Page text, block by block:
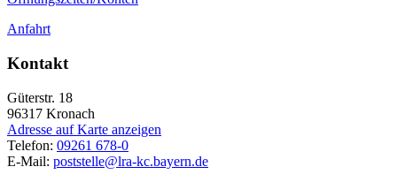
Anfahrt
Kontakt
Güterstr. 18
96317 Kronach
Adresse auf Karte anzeigen
Telefon: 09261 678-0
E-Mail: poststelle@lra-kc.bayern.de